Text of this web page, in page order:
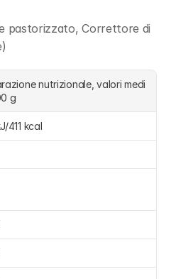
pastorizzato, Correttore di
nutrizionale, valori medi
g
411 kcal